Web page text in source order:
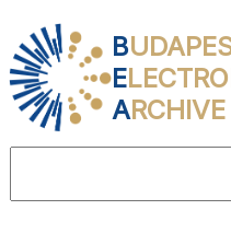
B
E
ARCHIVE